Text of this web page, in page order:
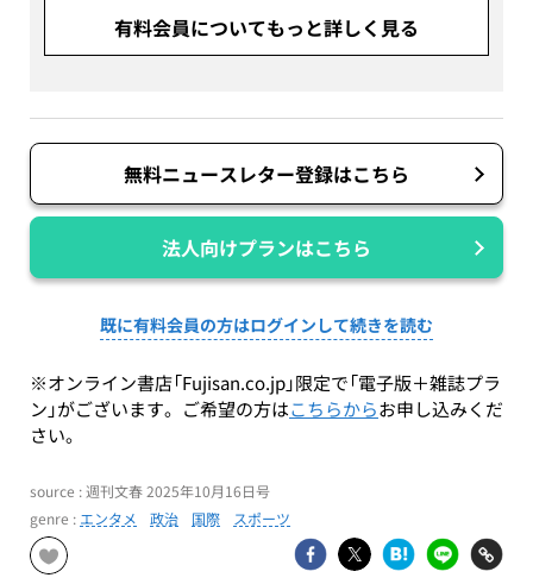
有料会員についてもっと詳しく見る
無料ニュースレター登録はこちら
法人向けプランはこちら
既に有料会員の方はログインして続きを読む
※オンライン書店「Fujisan.co.jp」限定で「電子版＋雑誌プラ
ン」がございます。ご希望の方はこちらからお申し込みくだ
さい。
source : 週刊文春 2025年10月16日号
genre : エンタメ 政治 国際 スポーツ